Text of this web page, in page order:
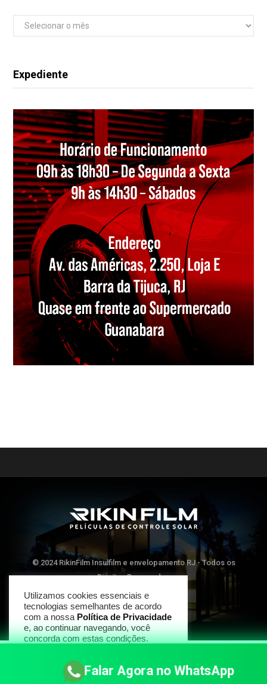
Falar Agora no WhatsApp
Arquivos
Expediente
© 2024 RikinFilm Insulfilm e envelopamento RJ - Todos os
Direitos Reservados
TOP
Utilizamos cookies essenciais e
tecnologias semelhantes de acordo
com a nossa Política de Privacidade
e, ao continuar navegando, você
concorda com estas condições.
CONCORDAR